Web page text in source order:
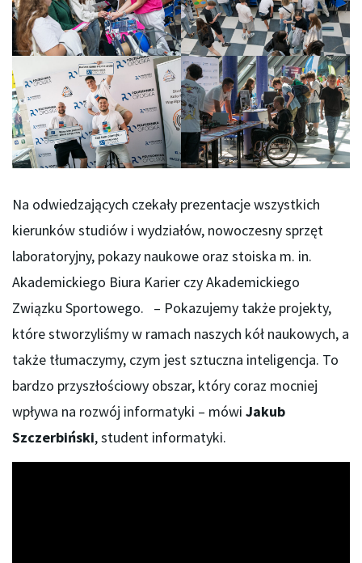
Na odwiedzających czekały prezentacje wszystkich
kierunków studiów i wydziałów, nowoczesny sprzęt
laboratoryjny, pokazy naukowe oraz stoiska m. in.
Akademickiego Biura Karier czy Akademickiego
Związku Sportowego. – Pokazujemy także projekty,
które stworzyliśmy w ramach naszych kół naukowych, a
także tłumaczymy, czym jest sztuczna inteligencja. To
bardzo przyszłościowy obszar, który coraz mocniej
wpływa na rozwój informatyki – mówi Jakub
Szczerbiński, student informatyki.